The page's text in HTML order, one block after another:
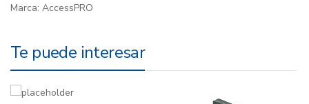
Marca: AccessPRO
Te puede interesar